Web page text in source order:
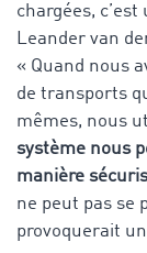
chargées,
Leander van
« Quand nous
de transports
mêmes, nous
système nous
manière
ne peut pas se
provoquerait